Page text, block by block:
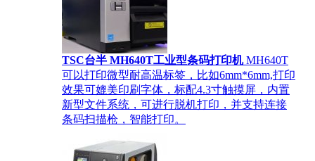
TSC台半 MH640T工业型条码打印机 MH640T
可以打印微型耐高温标签，比如6mm*6mm,打印
效果可媲美印刷字体，标配4.3寸触摸屏，内置
新型文件系统，可进行脱机打印，并支持连接
条码扫描枪，智能打印。